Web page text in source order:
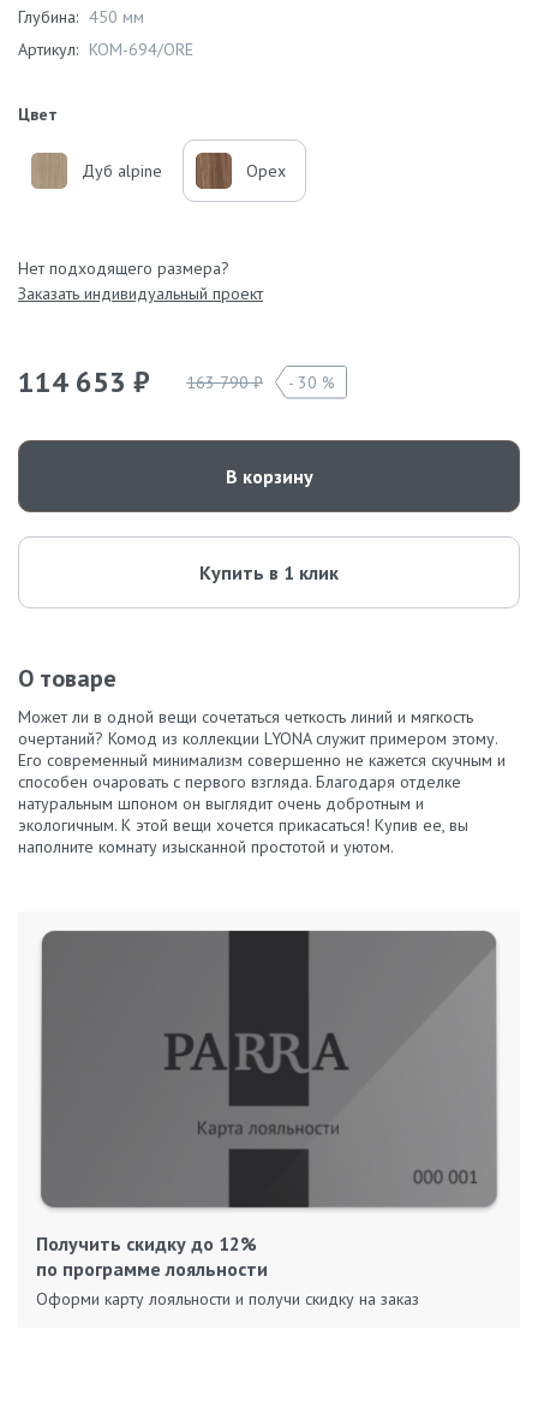
Глубина: 450 мм
Артикул: KOM-694/ORE
Цвет
Дуб alpine Орех
Нет подходящего размера?
Заказать индивидуальный проект
114 653 ₽ 163 790 ₽ 30 %
В корзину
Купить в 1 клик
О товаре
Может ли в одной вещи сочетаться четкость линий и мягкость
очертаний? Комод из коллекции LYONA служит примером этому.
Его современный минимализм совершенно не кажется скучным и
способен очаровать с первого взгляда. Благодаря отделке
натуральным шпоном он выглядит очень добротным и
экологичным. К этой вещи хочется прикасаться! Купив ее, вы
наполните комнату изысканной простотой и уютом.
Получить скидку до 12%
по программе лояльности
Оформи карту лояльности и получи скидку на заказ